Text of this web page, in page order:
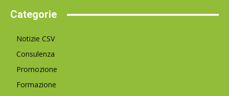
Categorie
Notizie CSV
Consulenza
Promozione
Formazione